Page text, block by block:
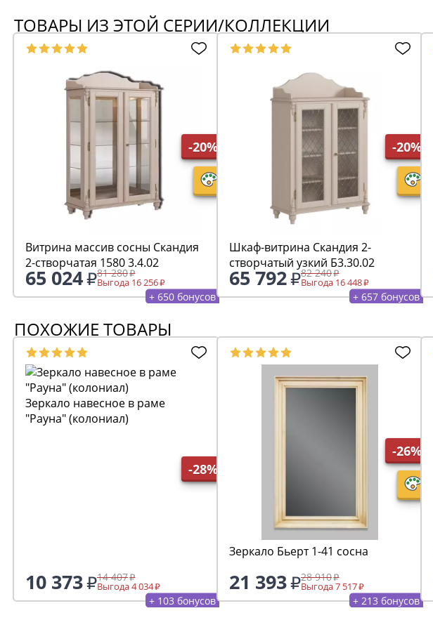
ТОВАРЫ ИЗ ЭТОЙ СЕРИИ/КОЛЛЕКЦИИ
-20%
Витрина массив сосны Скандия
2-створчатая 1580 3.4.02
65 024 81 280
Выгода 16 256
+ 650 бонусов
-20%
Шкаф-витрина Скандия 2-
створчатый узкий Б3.30.02
65 792 82 240
Выгода 16 448
+ 657 бонусов
ПОХОЖИЕ ТОВАРЫ
-28%
Зеркало навесное в раме
"Рауна" (колониал)
10 373 14 407
Выгода 4 034
+ 103 бонусов
-26%
Зеркало Бьерт 1-41 сосна
21 393 28 910
Выгода 7 517
+ 213 бонусов